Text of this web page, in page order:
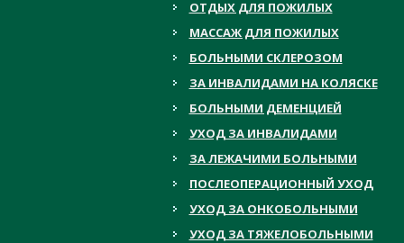
ОТДЫХ ДЛЯ ПОЖИЛЫХ
МАССАЖ ДЛЯ ПОЖИЛЫХ
БОЛЬНЫМИ СКЛЕРОЗОМ
ЗА ИНВАЛИДАМИ НА КОЛЯСКЕ
БОЛЬНЫМИ ДЕМЕНЦИЕЙ
УХОД ЗА ИНВАЛИДАМИ
ЗА ЛЕЖАЧИМИ БОЛЬНЫМИ
ПОСЛЕОПЕРАЦИОННЫЙ УХОД
УХОД ЗА ОНКОБОЛЬНЫМИ
УХОД ЗА ТЯЖЕЛОБОЛЬНЫМИ